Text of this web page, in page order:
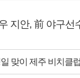
지안, 前 야구선
맞이 제주 비치클